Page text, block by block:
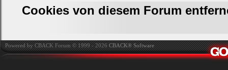
Cookies von diesem Forum
Powered by CBACK Forum © 1999 - 2026CBACK® Software